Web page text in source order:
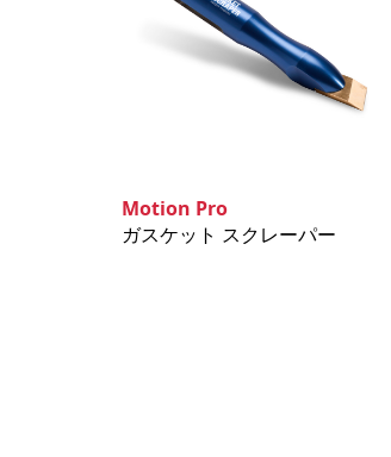
Motion Pro
ガスケット スクレーパー